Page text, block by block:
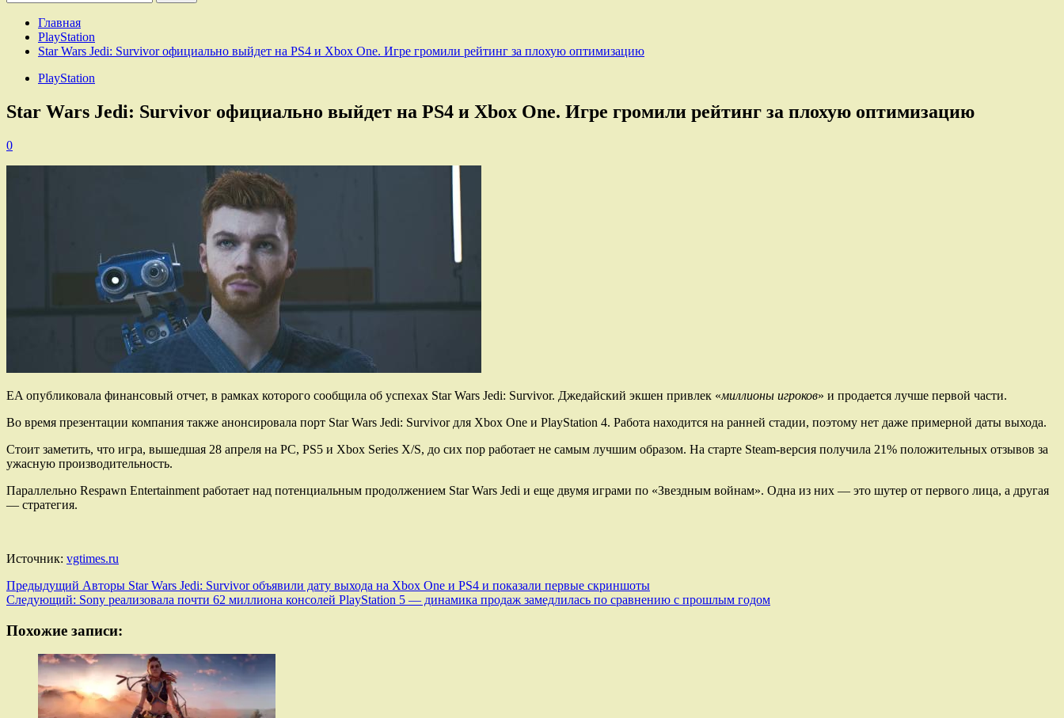
Главная
PlayStation
Star Wars Jedi: Survivor официально выйдет на PS4 и Xbox One. Игре громили рейтинг за плохую оптимизацию
PlayStation
Star Wars Jedi: Survivor официально выйдет на PS4 и Xbox One. Игре громили рейтинг за плохую оптимизацию
0
EA опубликовала финансовый отчет, в рамках которого сообщила об успехах Star Wars Jedi: Survivor. Джедайский экшен привлек «миллионы игроков» и продается лучше первой части.
Во время презентации компания также анонсировала порт Star Wars Jedi: Survivor для Xbox One и PlayStation 4. Работа находится на ранней стадии, поэтому нет даже примерной даты выхода.
Стоит заметить, что игра, вышедшая 28 апреля на PC, PS5 и Xbox Series X/S, до сих пор работает не самым лучшим образом. На старте Steam-версия получила 21% положительных отзывов за
ужасную производительность.
Параллельно Respawn Entertainment работает над потенциальным продолжением Star Wars Jedi и еще двумя играми по «Звездным войнам». Одна из них — это шутер от первого лица, а другая
— стратегия.
Источник: vgtimes.ru
Навигация
записи
Предыдущий Авторы Star Wars Jedi: Survivor объявили дату выхода на Xbox One и PS4 и показали первые скриншоты
Следующий: Sony реализовала почти 62 миллиона консолей PlayStation 5 — динамика продаж замедлилась по сравнению с прошлым годом
Похожие записи: